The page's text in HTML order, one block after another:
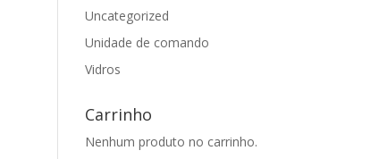
Uncategorized
Unidade de comando
Vidros
Carrinho
Nenhum produto no carrinho.